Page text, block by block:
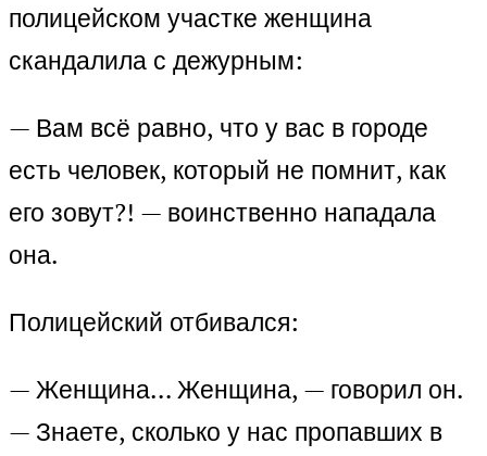
полицейском участке женщина
скандалила с дежурным:
— Вам всё равно, что у вас в городе
есть человек, который не помнит, как
его зовут?! — воинственно нападала
она.
Полицейский отбивался:
— Женщина… Женщина, — говорил он.
— Знаете, сколько у нас пропавших в